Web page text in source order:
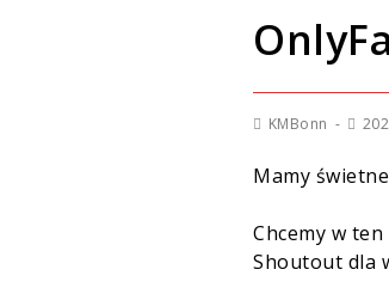
KMBonn
Mamy
Chcemy w
Shoutout dla